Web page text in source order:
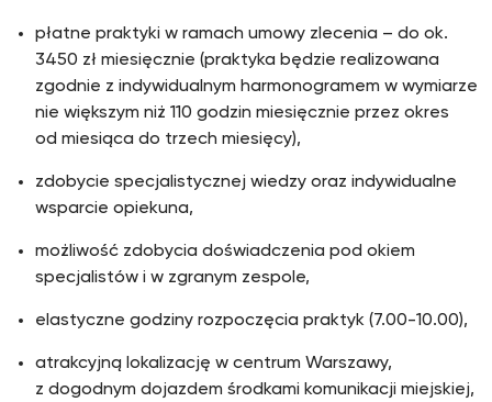
płatne praktyki w ramach umowy zlecenia – do ok.
3450 zł miesięcznie (praktyka będzie realizowana
zgodnie z indywidualnym harmonogramem w wymiarze
nie większym niż 110 godzin miesięcznie przez okres
od miesiąca do trzech miesięcy),
zdobycie specjalistycznej wiedzy oraz indywidualne
wsparcie opiekuna,
możliwość zdobycia doświadczenia pod okiem
specjalistów i w zgranym zespole,
elastyczne godziny rozpoczęcia praktyk (7.00-10.00),
atrakcyjną lokalizację w centrum Warszawy,
z dogodnym dojazdem środkami komunikacji miejskiej,